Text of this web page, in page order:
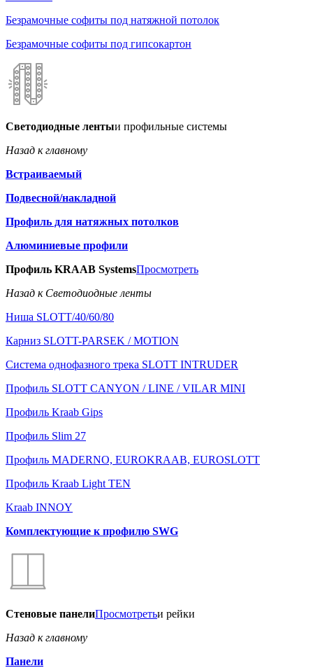
Безрамочные софиты под натяжной потолок
Безрамочные софиты под гипсокартон
Светодиодные лентыи профильные системы
Назад к главному
Встраиваемый
Подвесной/накладной
Профиль для натяжных потолков
Алюминиевые профили
Профиль KRAAB SystemsПросмотреть
Назад к Светодиодные ленты
Ниша SLOTT/40/60/80
Карниз SLOTT-PARSEK / MOTION
Система однофазного трека SLOTT INTRUDER
Профиль SLOTT CANYON / LINE / VILAR MINI
Профиль Kraab Gips
Профиль Slim 27
Профиль MADERNO, EUROKRAAB, EUROSLOTT
Профиль Kraab Light TEN
Kraab INNOY
Комплектующие к профилю SWG
Стеновые панелиПросмотретьи рейки
Назад к главному
Панели